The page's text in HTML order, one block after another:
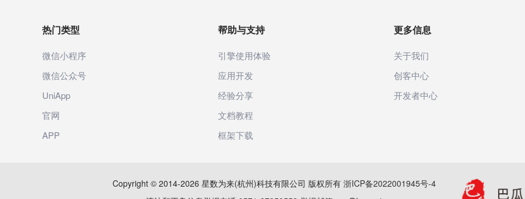
热门类型
微信小程序
微信公众号
UniApp
官网
APP
帮助与支持
引擎使用体验
应用开发
经验分享
文档教程
框架下载
更多信息
关于我们
创客中心
开发者中心
Copyright © 2014-2026 星数为来(杭州)科技有限公司 版权所有 浙ICP备2022001945号-4